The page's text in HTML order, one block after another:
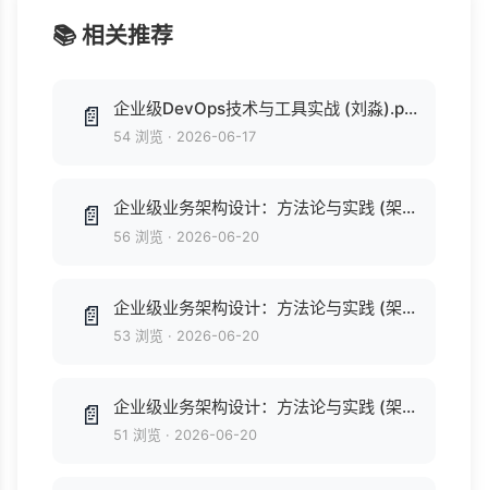
📚 相关推荐
📄 企业级DevOps技术与工具实战 (刘淼).pdf
54 浏览 · 2026-06-17
📄 企业级业务架构设计：方法论与实践 (架构师书库) (付晓岩).pdf
56 浏览 · 2026-06-20
📄 企业级业务架构设计：方法论与实践 (架构师书库) (付晓岩).epub
53 浏览 · 2026-06-20
📄 企业级业务架构设计：方法论与实践 (架构师书库) (付晓岩) .mobi
51 浏览 · 2026-06-20